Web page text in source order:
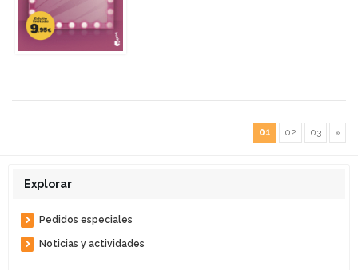
01 02 03 »
Explorar
Pedidos especiales
Noticias y actividades